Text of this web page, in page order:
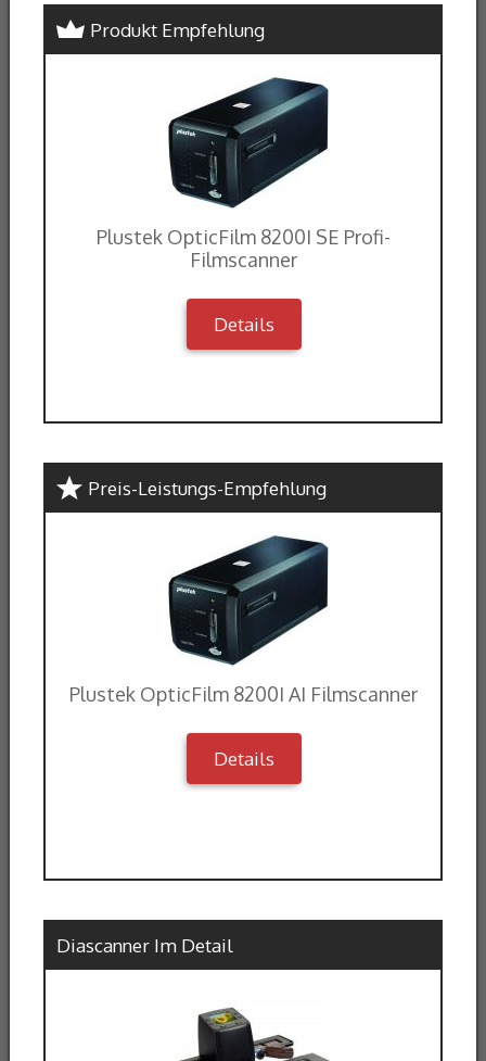
Produkt Empfehlung
Plustek OpticFilm 8200I SE Profi-
Filmscanner
Details
Preis-Leistungs-Empfehlung
Plustek OpticFilm 8200I AI Filmscanner
Details
Diascanner Im Detail